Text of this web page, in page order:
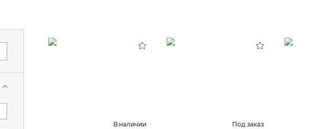
В наличии Под заказ